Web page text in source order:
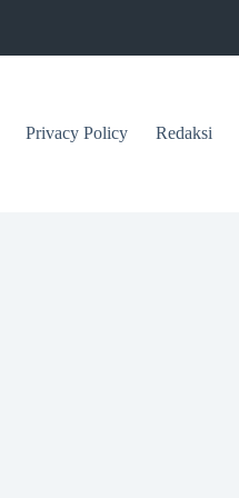
Privacy Policy Redaksi